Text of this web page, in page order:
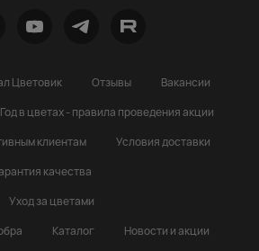
Цветовик Отзывы
Вакансии
Год в цветах - правила проведения акции
клиентам
Условия доставки
качества
Уход за цветами
Каталог Новости и акции